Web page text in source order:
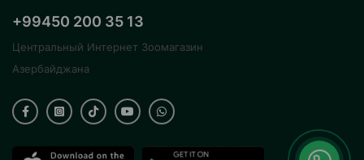
+99450 200 35 13
Центральный Интернет Зоомагазин
Азербайджана